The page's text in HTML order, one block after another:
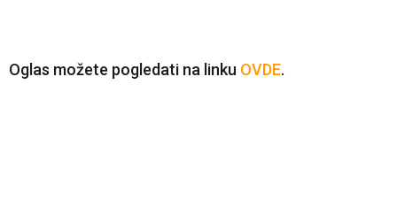
Oglas možete pogledati na linku OVDE.